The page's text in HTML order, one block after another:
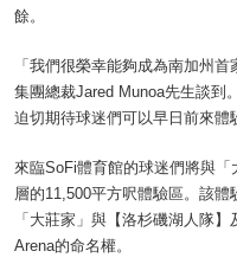
餘。
「我們很榮幸能夠成為南加州
集團總裁Jared Munoa先生談到
迫切期待球迷們可以早日前來體
來臨SoFi體育館的球迷們將與
層的11,500平方呎體驗區。該體
「大莊家」與【洛杉磯湖人隊
Arena的命名權。